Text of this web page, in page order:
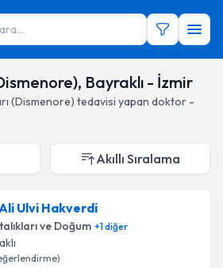
Bayraklı - İzmir
(Dismenore) tedavisi yapan doktor -
Akıllı Sıralama
Ulvi Hakverdi
ve Doğum +1diğer